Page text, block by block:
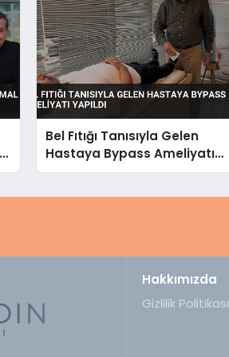
Bel Fıtığı Tanısıyla Gelen
Hastaya Bypass Ameliyatı
Yapıldı
Hakkımızda
Gizlilik Politikası